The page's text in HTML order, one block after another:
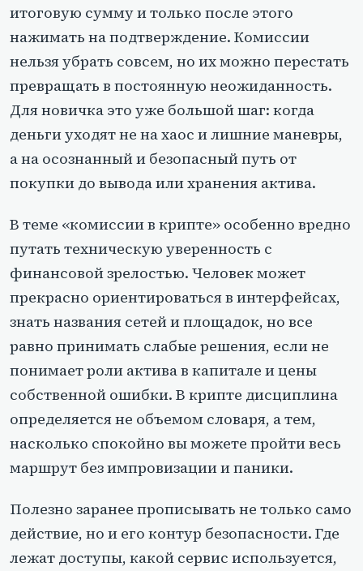
итоговую сумму и только после этого
нажимать на подтверждение. Комиссии
нельзя убрать совсем, но их можно перестать
превращать в постоянную неожиданность.
Для новичка это уже большой шаг: когда
деньги уходят не на хаос и лишние маневры,
а на осознанный и безопасный путь от
покупки до вывода или хранения актива.
В теме «комиссии в крипте» особенно вредно
путать техническую уверенность с
финансовой зрелостью. Человек может
прекрасно ориентироваться в интерфейсах,
знать названия сетей и площадок, но все
равно принимать слабые решения, если не
понимает роли актива в капитале и цены
собственной ошибки. В крипте дисциплина
определяется не объемом словаря, а тем,
насколько спокойно вы можете пройти весь
маршрут без импровизации и паники.
Полезно заранее прописывать не только само
действие, но и его контур безопасности. Где
лежат доступы, какой сервис используется,